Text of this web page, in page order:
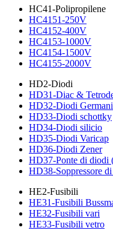
HC41-Polipropilene
HC4151-250V
HC4152-400V
HC4153-1000V
HC4154-1500V
HC4155-2000V
HD2-Diodi
HD31-Diac &
HD32-Diodi
HD33-Diodi schottky
HD34-Diodi silicio
HD35-Diodi Varicap
HD36-Diodi Zener
HD37-Ponte di diodi
HD38-Soppressore
HE2-Fusibili
HE31-Fusibili
HE32-Fusibili vari
HE33-Fusibili vetro